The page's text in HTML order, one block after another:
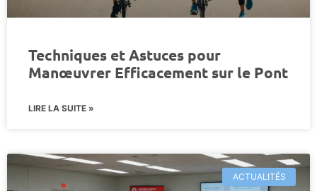
Techniques et Astuces pour
Manœuvrer Efficacement sur le Pont
LIRE LA SUITE »
ACTUALITÉS